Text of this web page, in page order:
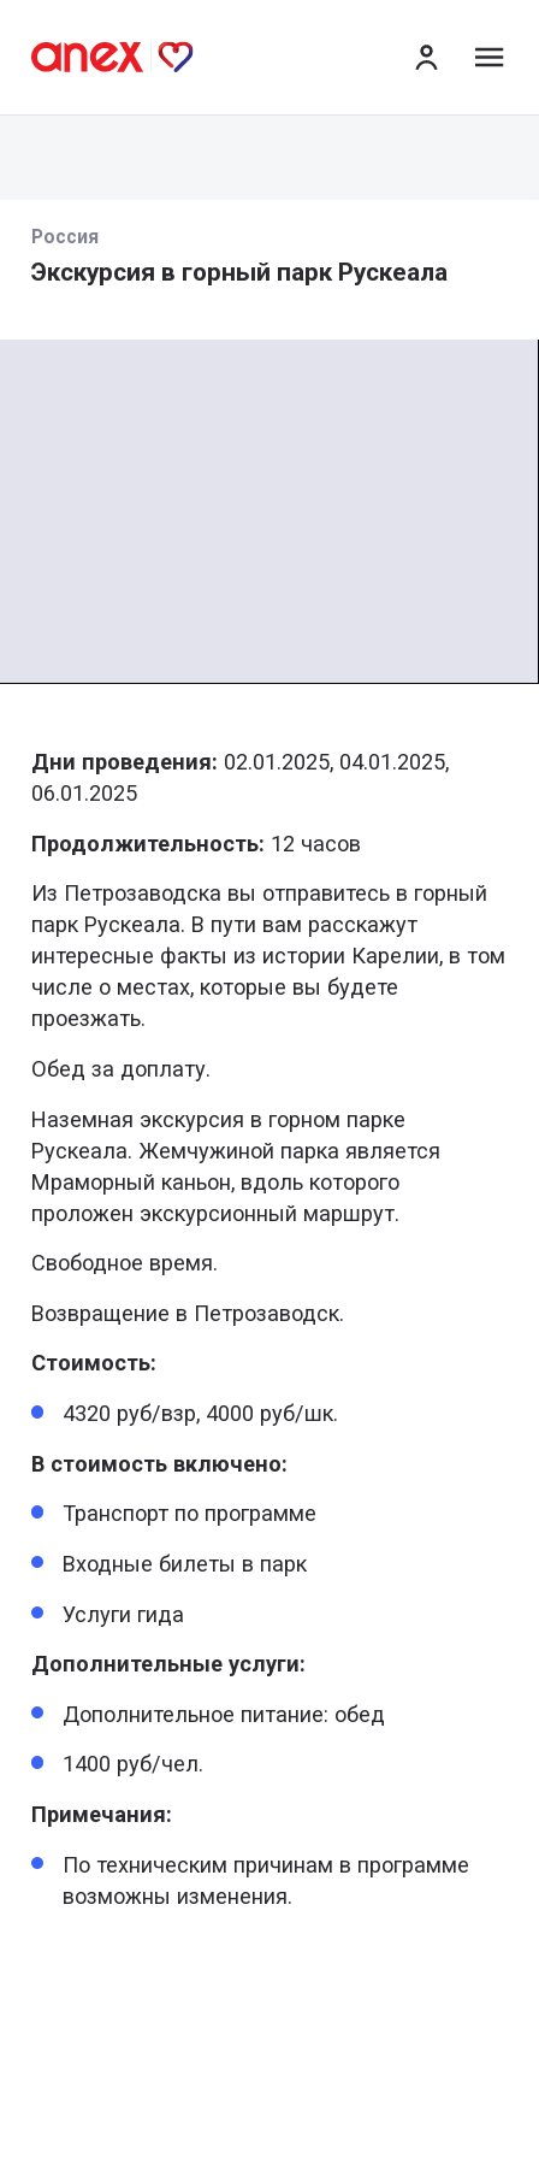
Россия
Экскурсия в горный парк Рускеала
Дни проведения: 02.01.2025, 04.01.2025,
06.01.2025
Продолжительность: 12 часов
Из Петрозаводска вы отправитесь в горный
парк Рускеала. В пути вам расскажут
интересные факты из истории Карелии, в том
числе о местах, которые вы будете
проезжать.
Обед за доплату.
Наземная экскурсия в горном парке
Рускеала. Жемчужиной парка является
Мраморный каньон, вдоль которого
проложен экскурсионный маршрут.
Свободное время.
Возвращение в Петрозаводск.
Стоимость:
4320 руб/взр, 4000 руб/шк.
В стоимость включено:
Транспорт по программе
Входные билеты в парк
Услуги гида
Дополнительные услуги:
Дополнительное питание: обед
1400 руб/чел.
Примечания:
По техническим причинам в программе
возможны изменения.